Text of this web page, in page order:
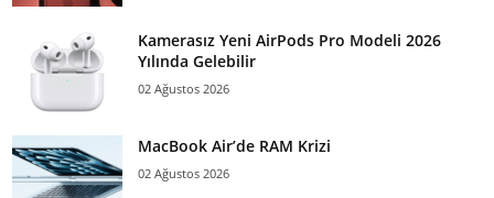
Kamerasız Yeni AirPods Pro Modeli 2026
Yılında Gelebilir
02 Ağustos 2026
MacBook Air’de RAM Krizi
02 Ağustos 2026